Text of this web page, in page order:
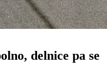
delnice pa se